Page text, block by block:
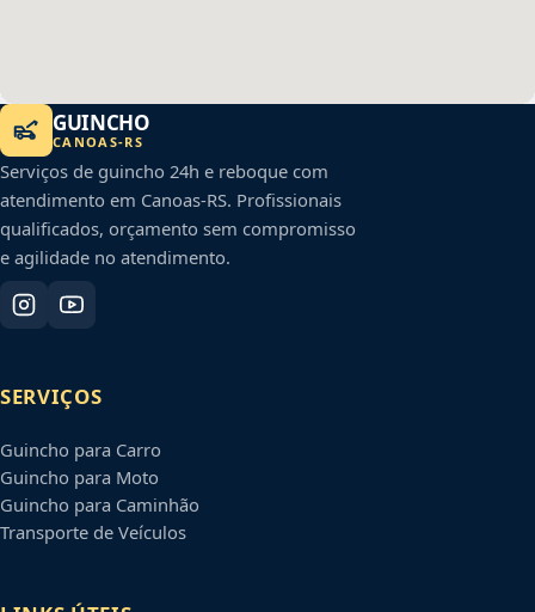
GUINCHO
CANOAS-RS
Serviços de guincho 24h e reboque com
atendimento em Canoas-RS. Profissionais
qualificados, orçamento sem compromisso
e agilidade no atendimento.
SERVIÇOS
Guincho para Carro
Guincho para Moto
Guincho para Caminhão
Transporte de Veículos